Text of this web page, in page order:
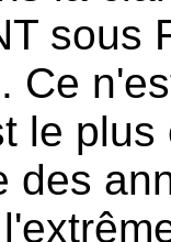
sous
Ce
le
des